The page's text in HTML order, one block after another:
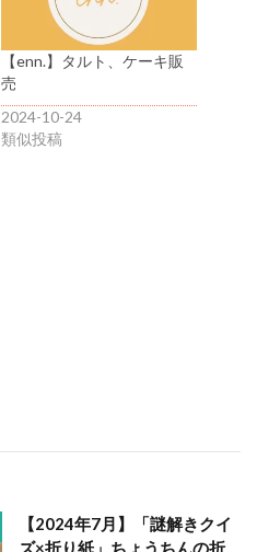
【enn.】タルト、ケーキ販
売
2024-10-24
類似投稿
【2024年7月】「謎解きクイ
ズ×折り紙」ちょうちんの折